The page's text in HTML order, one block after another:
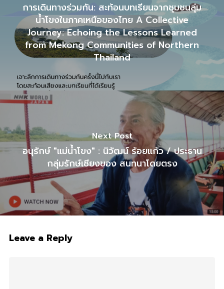
การเดินทางร่วมกัน: สะท้อนบทเรียนจากชุมชนลุ่ม
น้ำโขงในภาคเหนือของไทย A Collective
Journey: Echoing the Lessons Learned
from Mekong Communities of Northern
Thailand
Next Post
อนุรักษ์ "แม่น้ำโขง" : นิวัฒน์ ร้อยแก้ว / ประธาน
กลุ่มรักษ์เชียงของ สนทนาโดยตรง
Leave a Reply